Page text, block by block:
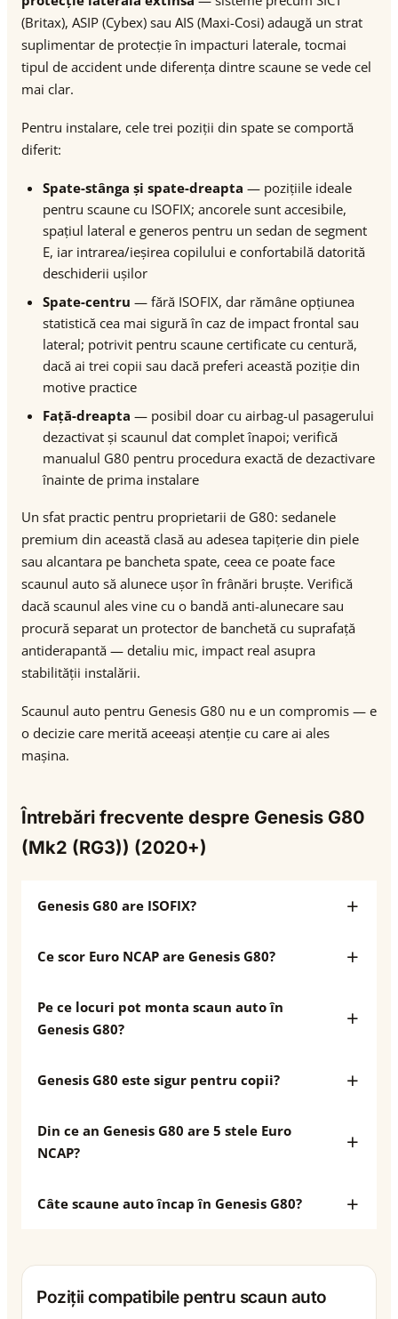
(Britax), ASIP (Cybex) sau AIS (Maxi-Cosi) adaugă un strat
suplimentar de protecție în impacturi laterale, tocmai
tipul de accident unde diferența dintre scaune se vede cel
mai clar.
Pentru instalare, cele trei poziții din spate se comportă
diferit:
Spate-stânga și spate-dreapta — pozițiile ideale
pentru scaune cu ISOFIX; ancorele sunt accesibile,
spațiul lateral e generos pentru un sedan de segment
E, iar intrarea/ieșirea copilului e confortabilă datorită
deschiderii ușilor
Spate-centru — fără ISOFIX, dar rămâne opțiunea
statistică cea mai sigură în caz de impact frontal sau
lateral; potrivit pentru scaune certificate cu centură,
dacă ai trei copii sau dacă preferi această poziție din
motive practice
Față-dreapta — posibil doar cu airbag-ul pasagerului
dezactivat și scaunul dat complet înapoi; verifică
manualul G80 pentru procedura exactă de dezactivare
înainte de prima instalare
Un sfat practic pentru proprietarii de G80: sedanele
premium din această clasă au adesea tapițerie din piele
sau alcantara pe bancheta spate, ceea ce poate face
scaunul auto să alunece ușor în frânări bruște. Verifică
dacă scaunul ales vine cu o bandă anti-alunecare sau
procură separat un protector de banchetă cu suprafață
antiderapantă — detaliu mic, impact real asupra
stabilității instalării.
Scaunul auto pentru Genesis G80 nu e un compromis — e
o decizie care merită aceeași atenție cu care ai ales
mașina.
Întrebări frecvente despre Genesis G80
(Mk2 (RG3)) (2020+)
Genesis G80 are ISOFIX?
Ce scor Euro NCAP are Genesis G80?
Pe ce locuri pot monta scaun auto în
Genesis G80?
Genesis G80 este sigur pentru copii?
Din ce an Genesis G80 are 5 stele Euro
NCAP?
Câte scaune auto încap în Genesis G80?
Poziții compatibile pentru scaun auto